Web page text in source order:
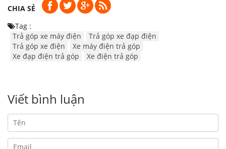
CHIA SẺ
Tag :
Trả góp xe máy điện
Trả góp xe đạp điện
Trả góp xe điện
Xe máy điện trả góp
Xe đạp điện trả góp
Xe điện trả góp
Viết bình luận